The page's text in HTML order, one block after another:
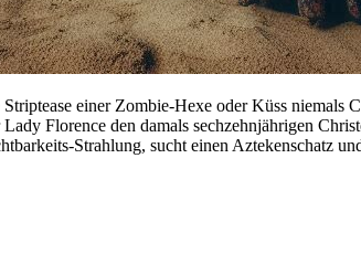
einer Zombie-Hexe oder Küss
Florence den damals sechzehnjährigen
Strahlung, sucht einen Aztekenschatz